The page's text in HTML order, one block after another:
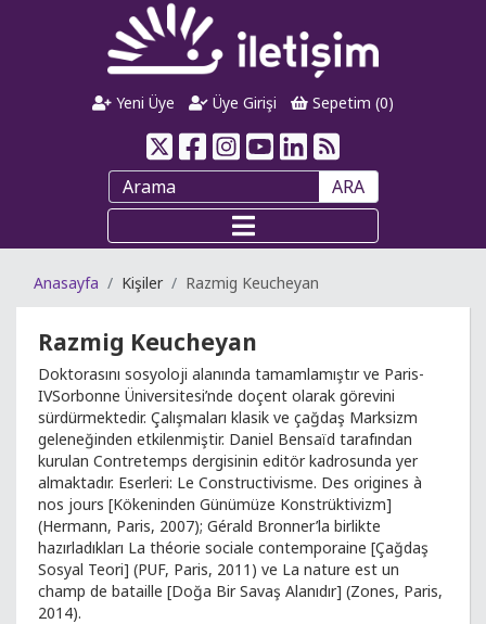
Yeni Üye Üye Girişi Sepetim (0)
ARA
Anasayfa Kişiler Razmig Keucheyan
Razmig Keucheyan
Doktorasını sosyoloji alanında tamamlamıştır ve Paris-
IVSorbonne Üniversitesi’nde doçent olarak görevini
sürdürmektedir. Çalışmaları klasik ve çağdaş Marksizm
geleneğinden etkilenmiştir. Daniel Bensaïd tarafından
kurulan Contretemps dergisinin editör kadrosunda yer
almaktadır. Eserleri: Le Constructivisme. Des origines à
nos jours [Kökeninden Günümüze Konstrüktivizm]
(Hermann, Paris, 2007); Gérald Bronner’la birlikte
hazırladıkları La théorie sociale contemporaine [Çağdaş
Sosyal Teori] (PUF, Paris, 2011) ve La nature est un
champ de bataille [Doğa Bir Savaş Alanıdır] (Zones, Paris,
2014).